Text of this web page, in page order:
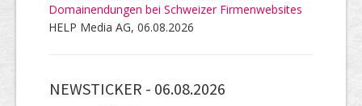
Domainendungen bei Schweizer Firmenwebsites
HELP Media AG, 06.08.2026
NEWSTICKER - 06.08.2026